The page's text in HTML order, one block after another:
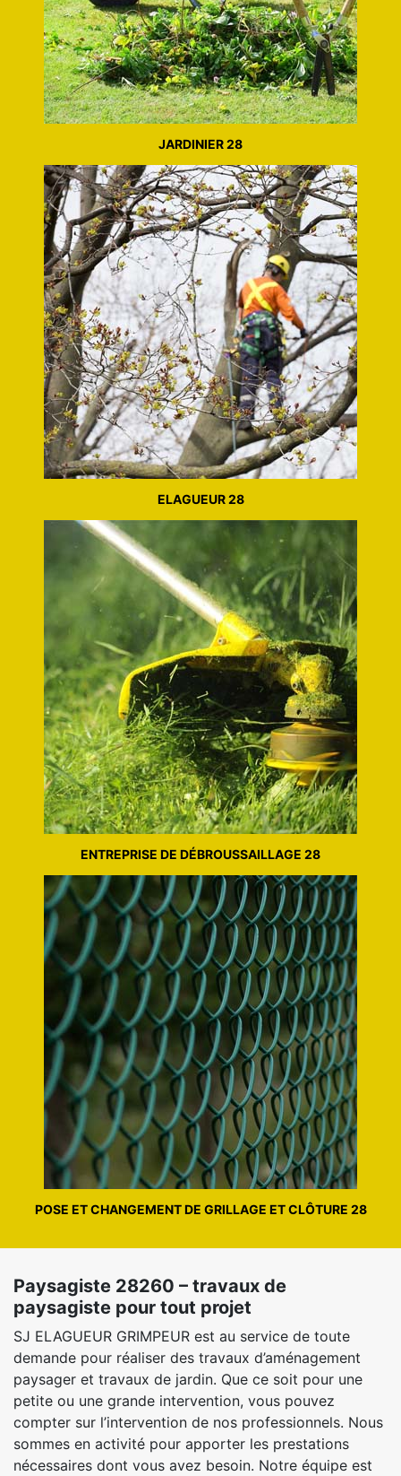
JARDINIER 28
ELAGUEUR 28
ENTREPRISE DE DÉBROUSSAILLAGE 28
POSE ET CHANGEMENT DE GRILLAGE ET CLÔTURE 28
Paysagiste 28260 – travaux de
paysagiste pour tout projet
SJ ELAGUEUR GRIMPEUR est au service de toute
demande pour réaliser des travaux d’aménagement
paysager et travaux de jardin. Que ce soit pour une
petite ou une grande intervention, vous pouvez
compter sur l’intervention de nos professionnels. Nous
sommes en activité pour apporter les prestations
nécessaires dont vous avez besoin. Notre équipe est